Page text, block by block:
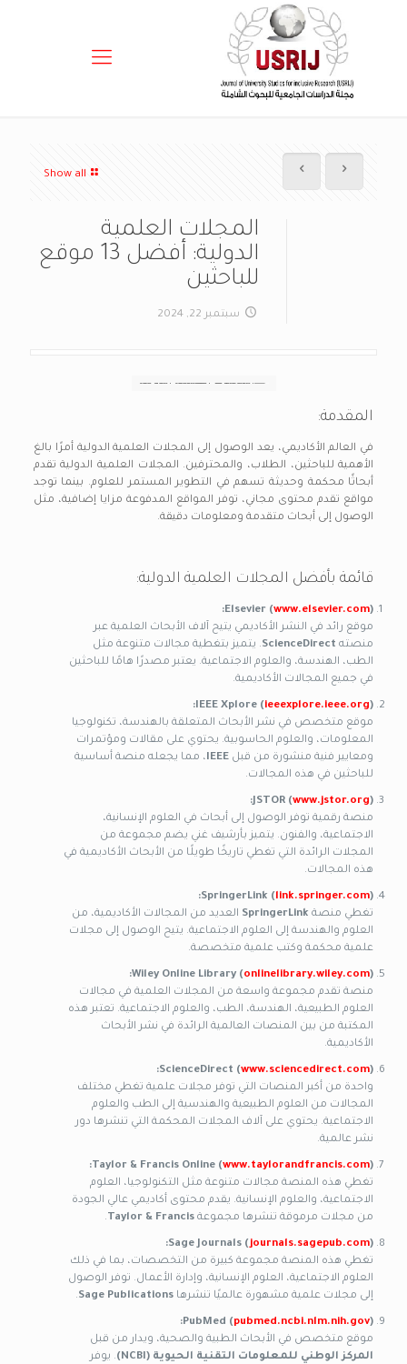
Show all
المجلات العلمية
الدولية: أفضل 13 موقع
للباحثين
سبتمبر 22, 2024
المقدمة:
في العالم الأكاديمي، يعد الوصول إلى المجلات العلمية الدولية أمرًا بالغ
الأهمية للباحثين، الطلاب، والمحترفين. المجلات العلمية الدولية تقدم
أبحاثًا محكمة وحديثة تسهم في التطوير المستمر للعلوم. بينما توجد
مواقع تقدم محتوى مجاني، توفر المواقع المدفوعة مزايا إضافية، مثل
الوصول إلى أبحاث متقدمة ومعلومات دقيقة.
قائمة بأفضل المجلات العلمية الدولية:
Elsevier (www.elsevier.com):
موقع رائد في النشر الأكاديمي يتيح آلاف الأبحاث العلمية عبر
منصته ScienceDirect. يتميز بتغطية مجالات متنوعة مثل
الطب، الهندسة، والعلوم الاجتماعية. يعتبر مصدرًا هامًا للباحثين
في جميع المجالات الأكاديمية.
IEEE Xplore (ieeexplore.ieee.org):
موقع متخصص في نشر الأبحاث المتعلقة بالهندسة، تكنولوجيا
المعلومات، والعلوم الحاسوبية. يحتوي على مقالات ومؤتمرات
ومعايير فنية منشورة من قبل IEEE، مما يجعله منصة أساسية
للباحثين في هذه المجالات.
JSTOR (www.jstor.org):
منصة رقمية توفر الوصول إلى أبحاث في العلوم الإنسانية،
الاجتماعية، والفنون. يتميز بأرشيف غني يضم مجموعة من
المجلات الرائدة التي تغطي تاريخًا طويلًا من الأبحاث الأكاديمية في
هذه المجالات.
SpringerLink (link.springer.com):
تغطي منصة SpringerLink العديد من المجالات الأكاديمية، من
العلوم والهندسة إلى العلوم الاجتماعية. يتيح الوصول إلى مجلات
علمية محكمة وكتب علمية متخصصة.
Wiley Online Library (onlinelibrary.wiley.com):
منصة تقدم مجموعة واسعة من المجلات العلمية في مجالات
العلوم الطبيعية، الهندسة، الطب، والعلوم الاجتماعية. تعتبر هذه
المكتبة من بين المنصات العالمية الرائدة في نشر الأبحاث
الأكاديمية.
ScienceDirect (www.sciencedirect.com):
واحدة من أكبر المنصات التي توفر مجلات علمية تغطي مختلف
المجالات من العلوم الطبيعية والهندسية إلى الطب والعلوم
الاجتماعية. يحتوي على آلاف المجلات المحكمة التي تنشرها دور
نشر عالمية.
Taylor & Francis Online (www.taylorandfrancis.com):
تغطي هذه المنصة مجالات متنوعة مثل التكنولوجيا، العلوم
الاجتماعية، والعلوم الإنسانية. يقدم محتوى أكاديمي عالي الجودة
من مجلات مرموقة تنشرها مجموعة Taylor & Francis
.
Sage Journals (journals.sagepub.com):
تغطي هذه المنصة مجموعة كبيرة من التخصصات، بما في ذلك
العلوم الاجتماعية، العلوم الإنسانية، وإدارة الأعمال. توفر الوصول
إلى مجلات علمية مشهورة عالميًا تنشرها Sage Publications
.
PubMed (pubmed.ncbi.nlm.nih.gov):
موقع متخصص في الأبحاث الطبية والصحية، ويدار من قبل
المركز الوطني للمعلومات التقنية الحيوية (NCBI)
. يوفر